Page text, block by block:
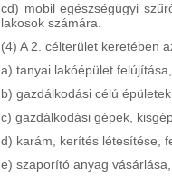
cd) mobil egészségügyi
lakosok számára.
(4) A 2. célterület keretében
a) tanyai lakóépület felújítása,
b) gazdálkodási célú
c) gazdálkodási gépek,
d) karám, kerítés létesítése,
e) szaporító anyag